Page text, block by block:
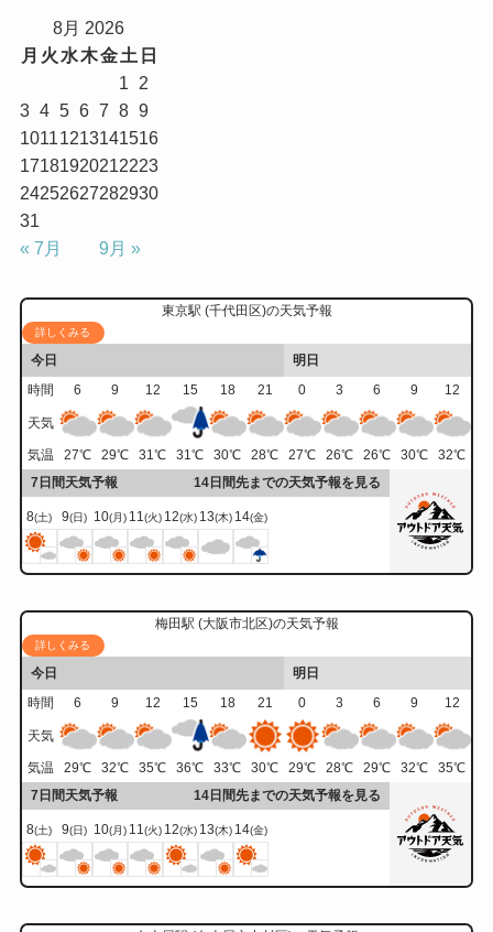
8月 2026
月 火 水木金土 日
1
2
3 4 5 6 7 8 9
10111213141516
17181920212223
24252627282930
31
« 7月
9月 »
東京駅 (千代田区)の天気予報
詳しくみる
今日
明日
時間
6 9 12 15 18 21 0 3 6 9 12
天気
気温 27℃ 29℃ 31℃ 31℃ 30℃ 28℃ 27℃ 26℃ 26℃ 30℃ 32℃
7日間天気予報
14日間先までの天気予報を見る
8(土) 9(日) 10(月) 11(火) 12(水) 13(木) 14(金)
梅田駅 (大阪市北区)の天気予報
詳しくみる
今日
明日
時間
6 9 12 15 18 21 0 3 6 9 12
天気
気温 29℃ 32℃ 35℃ 36℃ 33℃ 30℃ 29℃ 28℃ 29℃ 32℃ 35℃
7日間天気予報
14日間先までの天気予報を見る
8(土) 9(日) 10(月) 11(火) 12(水) 13(木) 14(金)